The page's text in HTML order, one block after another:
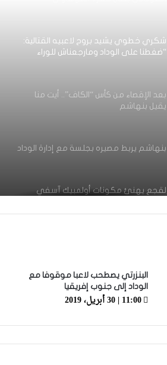
شكري خطوي يشيد بروح لاعبيه القتالية:
“ضغطنا على الوداد ومارجعناش للوراء
بعد الإقصاء من كأس “الكاف”.. أيت منا
يقيل بنهاشم
بنهاشم يربط مصيره بجلسة مع إدارة الوداد
لقجع يهنئ مكونات أولمبيك آسفي
“الكاف” على حساب الوداد
بعد التأهل لنصف نهائي عصبة الأبطال في
البنزرتي يصطحب لاعبا موقوفا مع
الوداد إلى جنوب إفريقيا
11:00 | 30 أبريل، 2019